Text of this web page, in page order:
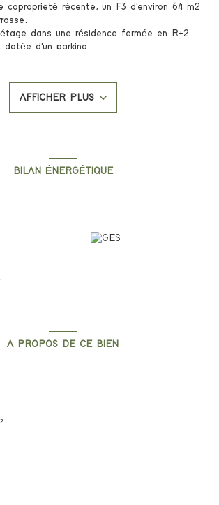
récente, un F3 d'environ 64 m2
dans une résidence fermée en R+2
d'un parking.
porte blindée.
de la clinique, de la Rocade, des
des informations ou le visiter, contacter
AFFICHER PLUS
BILAN ÉNERGÉTIQUE
A PROPOS DE CE BIEN